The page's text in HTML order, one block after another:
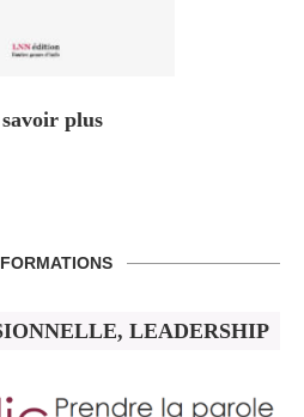
plus
LEADERSHIP